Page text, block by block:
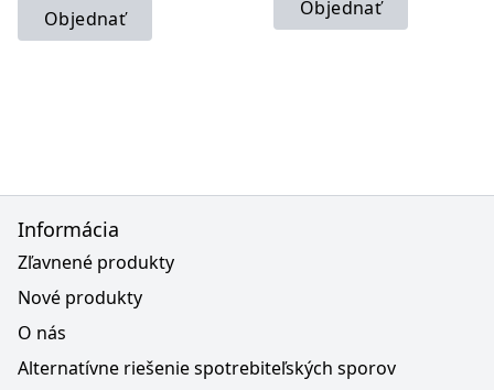
Objednať
Objednať
Informácia
Zľavnené produkty
Nové produkty
O nás
Alternatívne riešenie spotrebiteľských sporov